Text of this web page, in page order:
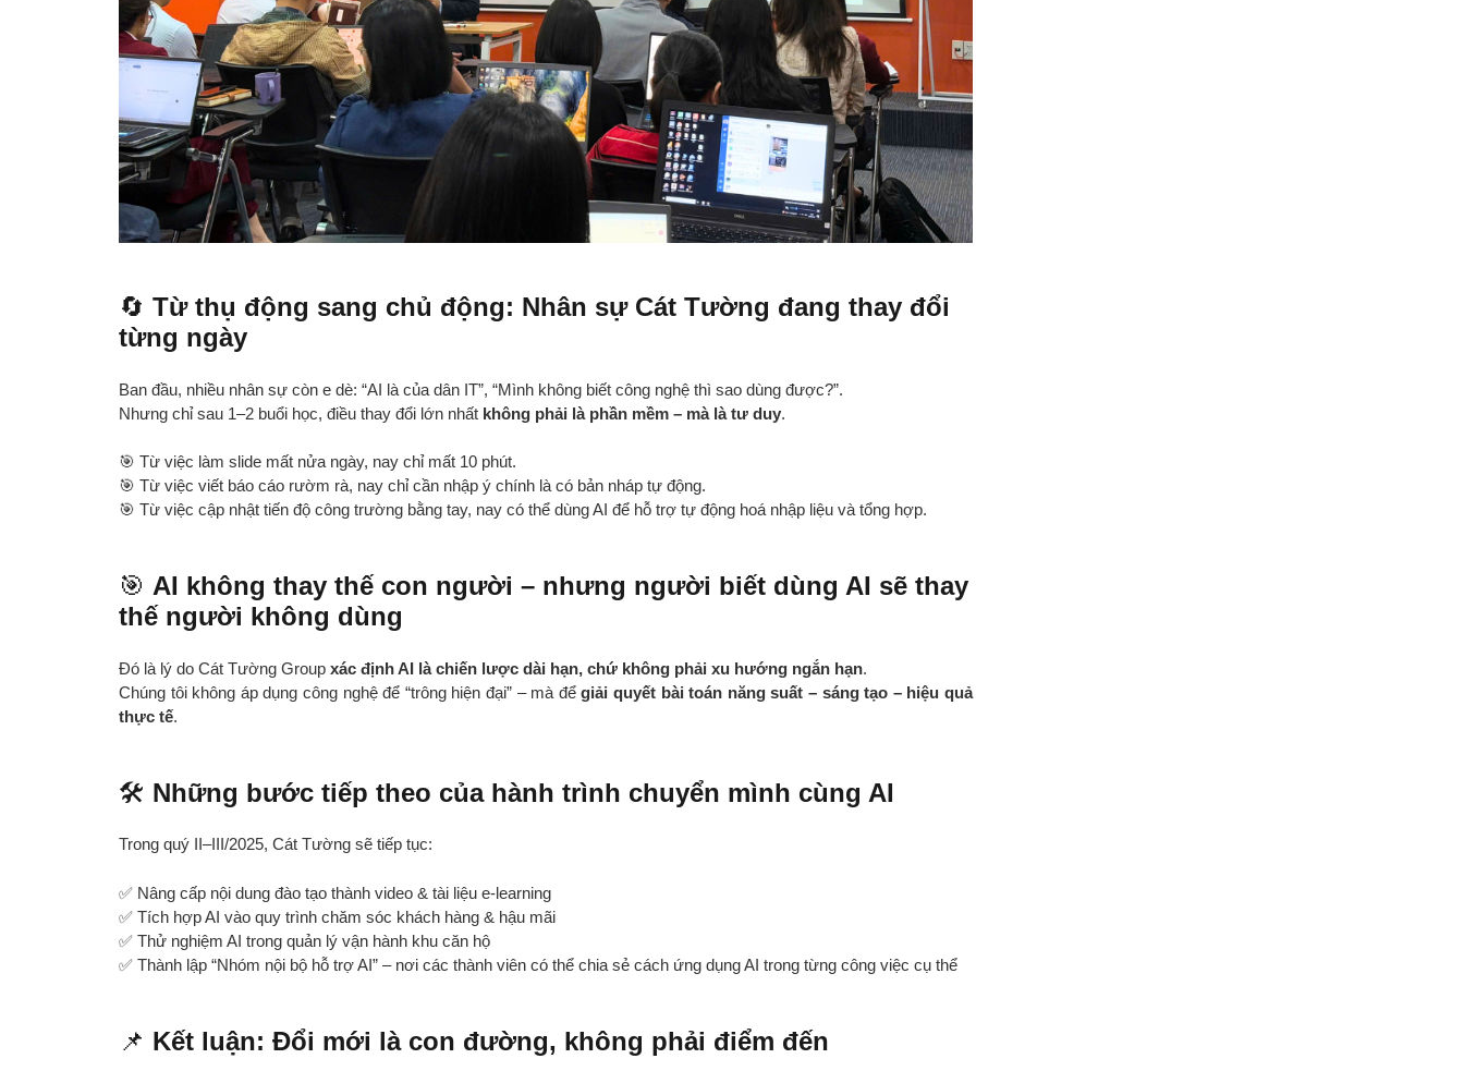
🔄 Từ thụ động sang chủ động: Nhân sự Cát Tường đang thay đổi
từng ngày
Ban đầu, nhiều nhân sự còn e dè: “AI là của dân IT”, “Mình không biết công nghệ thì sao dùng được?”.
Nhưng chỉ sau 1–2 buổi học, điều thay đổi lớn nhất không phải là phần mềm – mà là tư duy.
🎯 Từ việc làm slide mất nửa ngày, nay chỉ mất 10 phút.
🎯 Từ việc viết báo cáo rườm rà, nay chỉ cần nhập ý chính là có bản nháp tự động.
🎯 Từ việc cập nhật tiến độ công trường bằng tay, nay có thể dùng AI để hỗ trợ tự động hoá nhập liệu và tổng hợp.
🎯 AI không thay thế con người – nhưng người biết dùng AI sẽ thay
thế người không dùng
Đó là lý do Cát Tường Group xác định AI là chiến lược dài hạn, chứ không phải xu hướng ngắn hạn.
Chúng tôi không áp dụng công nghệ để “trông hiện đại” – mà đểgiải quyết bài toán năng suất – sáng tạo – hiệu quả
thực tế.
🛠️ Những bước tiếp theo của hành trình chuyển mình cùng AI
Trong quý II–III/2025, Cát Tường sẽ tiếp tục:
✅ Nâng cấp nội dung đào tạo thành video & tài liệu e-learning
✅ Tích hợp AI vào quy trình chăm sóc khách hàng & hậu mãi
✅ Thử nghiệm AI trong quản lý vận hành khu căn hộ
✅ Thành lập “Nhóm nội bộ hỗ trợ AI” – nơi các thành viên có thể chia sẻ cách ứng dụng AI trong từng công việc cụ thể
📌 Kết luận: Đổi mới là con đường, không phải điểm đến